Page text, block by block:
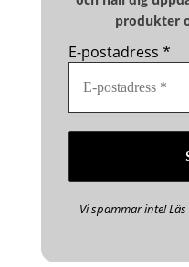
produkter
E-postadress *
Vi spammar inte!